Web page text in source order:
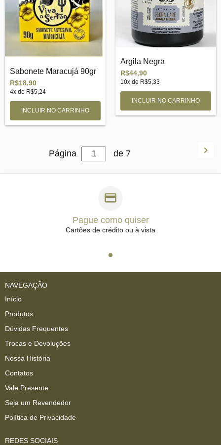
Sabonete Maracujá 90gr
R$18,90
4x de R$5,24
Argila Negra
R$44,90
10x de R$5,33
Página de 7
Pague como quiser
Cartões de crédito ou à vista
NAVEGAÇÃO
Início
Produtos
Dúvidas Frequentes
Trocas e Devoluções
Nossa História
Contatos
Vale Presente
Seja um Revendedor
Política de Privacidade
REDES SOCIAIS